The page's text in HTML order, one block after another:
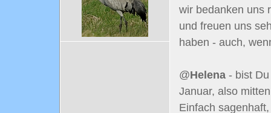
wir bedanken uns
und freuen uns
haben - auch,
@Helena - bist
Januar, also
Einfach